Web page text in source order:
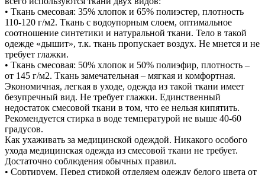
• Ткань смесовая: 35% хлопок и 65% полиэстер, плотность
110-120 г/м2. Ткань с водоупорным слоем, оптимальное
соотношение синтетики и натуральной ткани. Тело в такой
одежде «дышит», т.к. ткань пропускает воздух. Не мнется и не
требует глажки.
• Ткань смесовая: 50% хлопок и 50% полиэфир, плотность –
от 145 г/м2. Ткань замечательная – мягкая и комфортная.
Экономичная, легкая в уходе, одежда из такой ткани имеет
безупречный вид. Не требует глажки. Единственный
недостаток смесовой ткани в том, что ее нельзя кипятить.
Рекомендуется стирка в воде температурой не выше 40-60
градусов.
Как ухаживать за медицинской одеждой. Никакого особого
ухода медицинская одежда из смесовой ткани не требует.
Достаточно соблюдения обычных правил.
• Сортируем. Перед стиркой отделяем одежду белого цвета от